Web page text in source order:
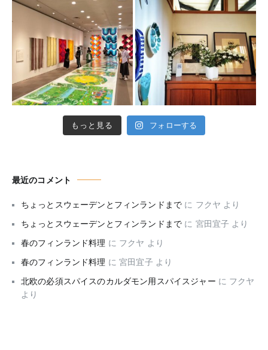
もっと見る フォローする
最近のコメント
ちょっとスウェーデンとフィンランドまで に フクヤ より
ちょっとスウェーデンとフィンランドまで に 宮田宜子 より
春のフィンランド料理 に フクヤ より
春のフィンランド料理 に宮田宜子 より
北欧の必須スパイスのカルダモン用スパイスジャー に フクヤ
より